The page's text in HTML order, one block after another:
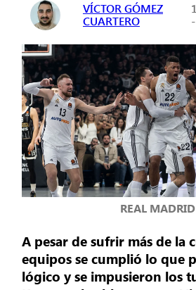
VÍCTOR GÓMEZ
CUARTERO
REAL MADRID
A pesar de sufrir más de la
equipos se cumplió lo que
lógico y se impusieron los